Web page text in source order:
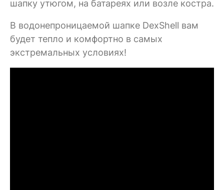
шапку утюгом, на батареях или возле костра.
В водонепроницаемой шапке DexShell вам
будет тепло и комфортно в самых
экстремальных условиях!